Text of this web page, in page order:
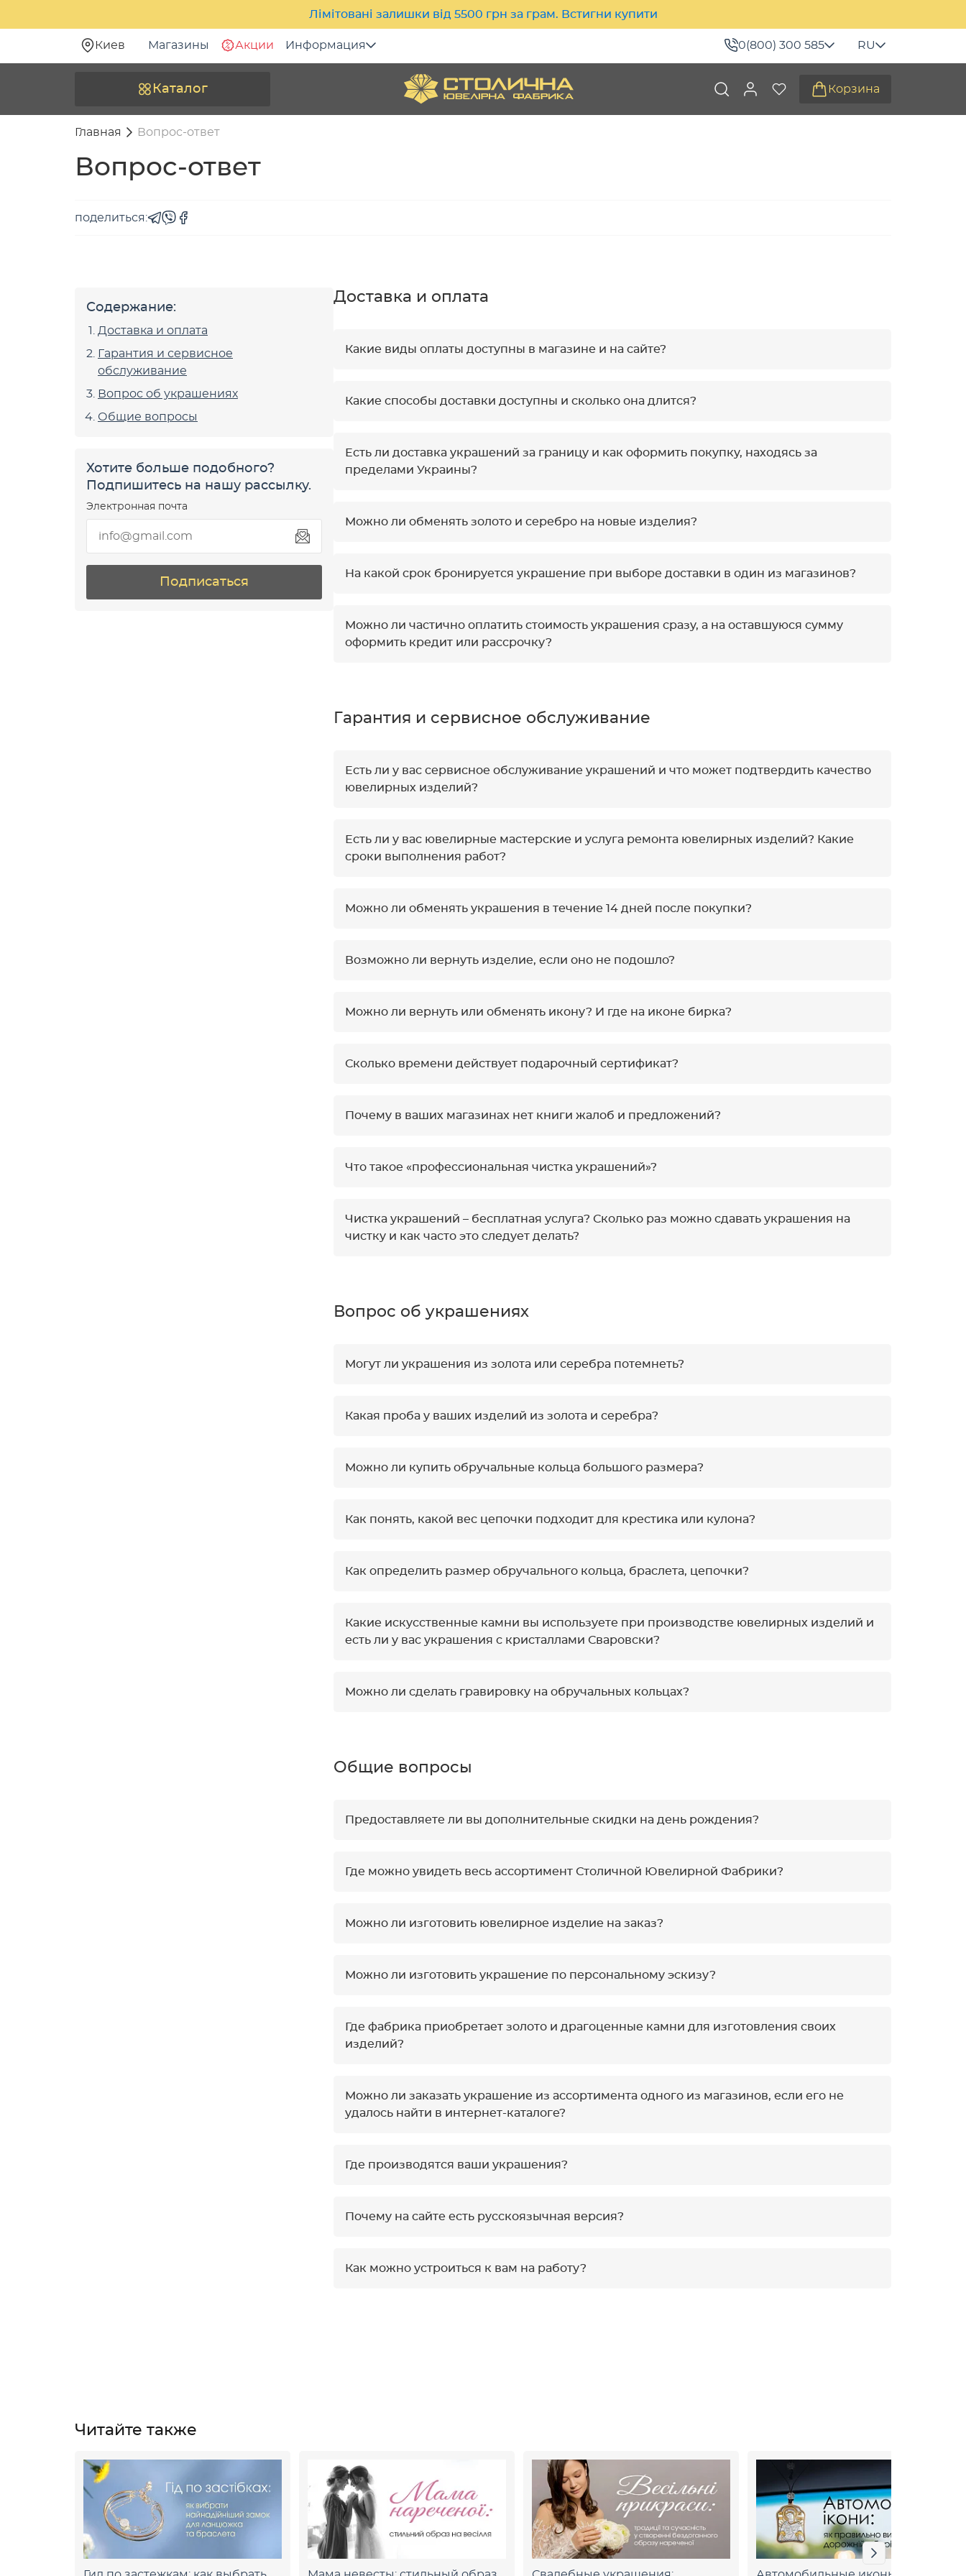
Лімітовані залишки від 5500 грн за грам. Встигни купити
Киев Магазины Акции Информация 0(800) 300 585 RU
Каталог Корзина
Главная Вопрос-ответ
Вопрос-ответ
поделиться:
Содержание:
Доставка и оплата
Гарантия и сервисное
обслуживание
Вопрос об украшениях
Общие вопросы
Хотите больше подобного?
Подпишитесь на нашу рассылку.
Электронная почта
Подписаться
Доставка и оплата
Какие виды оплаты доступны в магазине и на сайте?
Какие способы доставки доступны и сколько она длится?
Есть ли доставка украшений за границу и как оформить покупку, находясь за
пределами Украины?
Можно ли обменять золото и серебро на новые изделия?
На какой срок бронируется украшение при выборе доставки в один из магазинов?
Можно ли частично оплатить стоимость украшения сразу, а на оставшуюся сумму
оформить кредит или рассрочку?
Гарантия и сервисное обслуживание
Есть ли у вас сервисное обслуживание украшений и что может подтвердить качество
ювелирных изделий?
Есть ли у вас ювелирные мастерские и услуга ремонта ювелирных изделий? Какие
сроки выполнения работ?
Можно ли обменять украшения в течение 14 дней после покупки?
Возможно ли вернуть изделие, если оно не подошло?
Можно ли вернуть или обменять икону? И где на иконе бирка?
Сколько времени действует подарочный сертификат?
Почему в ваших магазинах нет книги жалоб и предложений?
Что такое «профессиональная чистка украшений»?
Чистка украшений – бесплатная услуга? Сколько раз можно сдавать украшения на
чистку и как часто это следует делать?
Вопрос об украшениях
Могут ли украшения из золота или серебра потемнеть?
Какая проба у ваших изделий из золота и серебра?
Можно ли купить обручальные кольца большого размера?
Как понять, какой вес цепочки подходит для крестика или кулона?
Как определить размер обручального кольца, браслета, цепочки?
Какие искусственные камни вы используете при производстве ювелирных изделий и
есть ли у вас украшения с кристаллами Сваровски?
Можно ли сделать гравировку на обручальных кольцах?
Общие вопросы
Предоставляете ли вы дополнительные скидки на день рождения?
Где можно увидеть весь ассортимент Столичной Ювелирной Фабрики?
Можно ли изготовить ювелирное изделие на заказ?
Можно ли изготовить украшение по персональному эскизу?
Где фабрика приобретает золото и драгоценные камни для изготовления своих
изделий?
Можно ли заказать украшение из ассортимента одного из магазинов, если его не
удалось найти в интернет-каталоге?
Где производятся ваши украшения?
Почему на сайте есть русскоязычная версия?
Как можно устроиться к вам на работу?
Читайте также